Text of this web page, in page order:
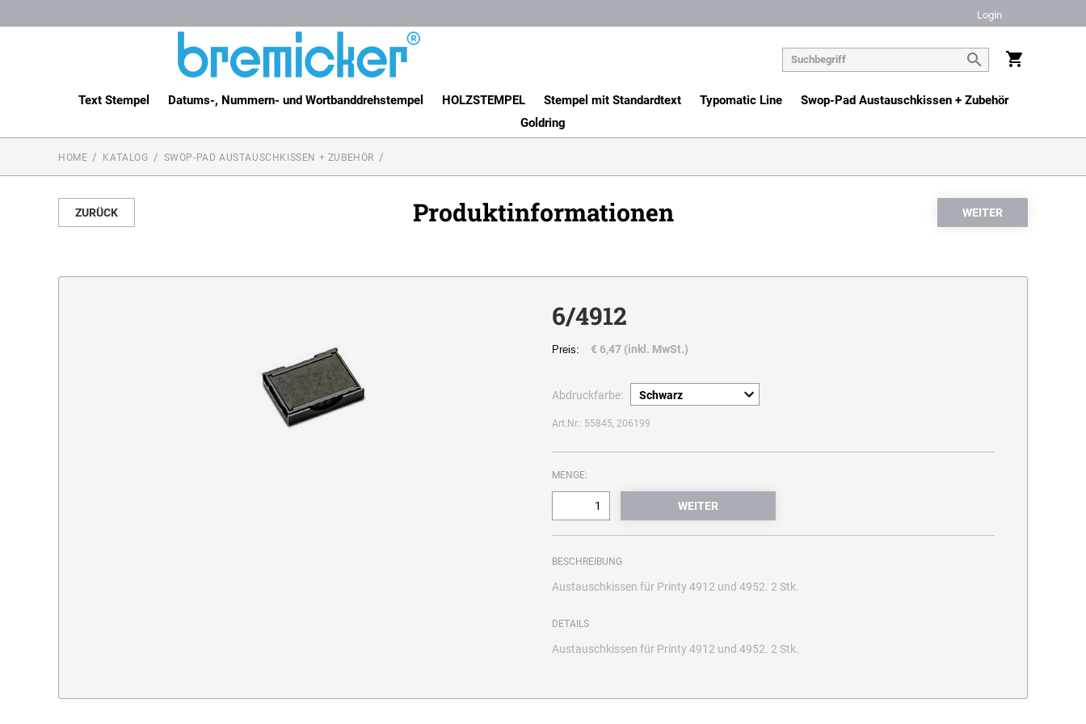
Login
Text Stempel Datums-, Nummern- und Wortbanddrehstempel HOLZSTEMPEL Stempel mit Standardtext Typomatic Line
Swop-Pad Austauschkissen + Zubehör
Goldring
HOME KATALOG SWOP-PAD AUSTAUSCHKISSEN + ZUBEHÖR
ZURÜCK Produktinformationen
6/4912
Preis: € 6,47 (inkl. MwSt.)
Abdruckfarbe:
Art.Nr.: 55845, 206199
MENGE:
BESCHREIBUNG
Austauschkissen für Printy 4912 und 4952. 2 Stk.
DETAILS
Austauschkissen für Printy 4912 und 4952. 2 Stk.